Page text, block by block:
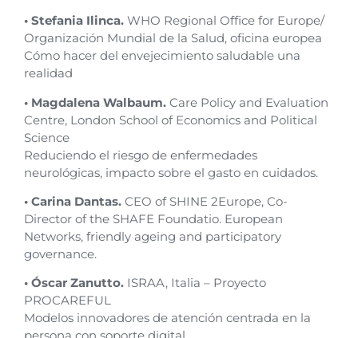
• Stefania Ilinca. WHO Regional Office for Europe/
Organización Mundial de la Salud, oficina europea
Cómo hacer del envejecimiento saludable una
realidad
• Magdalena Walbaum. Care Policy and Evaluation
Centre, London School of Economics and Political
Science
Reduciendo el riesgo de enfermedades
neurológicas, impacto sobre el gasto en cuidados.
• Carina Dantas. CEO of SHINE 2Europe, Co-
Director of the SHAFE Foundatio. European
Networks, friendly ageing and participatory
governance.
• Óscar Zanutto. ISRAA, Italia – Proyecto
PROCAREFUL
Modelos innovadores de atención centrada en la